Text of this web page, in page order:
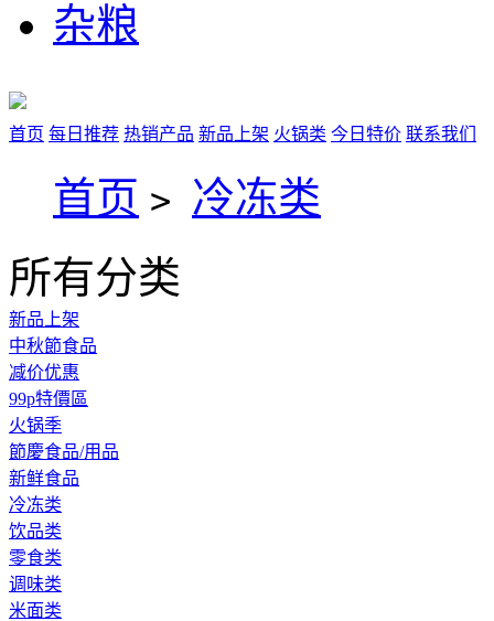
杂粮
首页 每日推荐 热销产品 新品上架 火锅类 今日特价 联系我们
首页 > 冷冻类
所有分类
新品上架
中秋節食品
减价优惠
99p特價區
火锅季
節慶食品/用品
新鲜食品
冷冻类
饮品类
零食类
调味类
米面类